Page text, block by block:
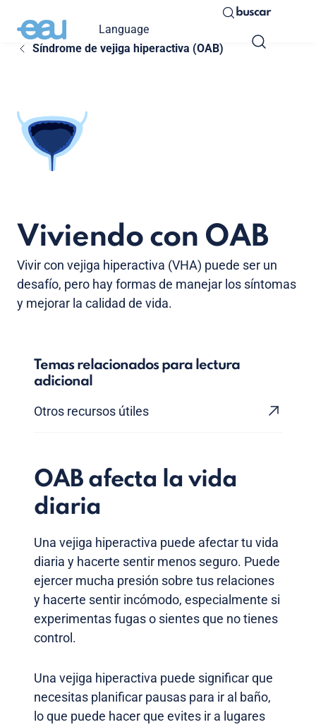
Language
buscar
Síndrome de vejiga hiperactiva (OAB)
Viviendo con OAB
Vivir con vejiga hiperactiva (VHA) puede ser un
desafío, pero hay formas de manejar los síntomas
y mejorar la calidad de vida.
Temas relacionados para lectura
adicional
Otros recursos útiles
OAB afecta la vida
diaria
Una vejiga hiperactiva puede afectar tu vida
diaria y hacerte sentir menos seguro. Puede
ejercer mucha presión sobre tus relaciones
y hacerte sentir incómodo, especialmente si
experimentas fugas o sientes que no tienes
control.
Una vejiga hiperactiva puede significar que
necesitas planificar pausas para ir al baño,
lo que puede hacer que evites ir a lugares